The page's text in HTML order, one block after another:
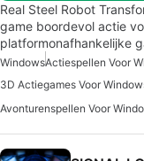
Real Steel Robot
game boordevol actie
platformonafhankelijke
WindowsActiespellen Voor
3D Actiegames Voor
Avonturenspellen Voor